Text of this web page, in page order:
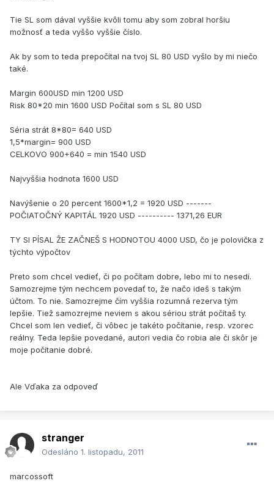
Tie SL som dával vyššie kvôli tomu aby som zobral horšiu
možnosť a teda vyššo vyššie číslo.
Ak by som to teda prepočítal na tvoj SL 80 USD vyšlo by mi niečo
také.
Margin 600USD min 1200 USD
Risk 80*20 min 1600 USD Počítal som s SL 80 USD
Séria strát 8*80= 640 USD
1,5*margin= 900 USD
CELKOVO 900+640 = min 1540 USD
Najvyššia hodnota 1600 USD
Navýšenie o 20 percent 1600*1,2 = 1920 USD -------
POČIATOČNÝ KAPITÁL 1920 USD ---------- 1371,26 EUR
TY SI PÍSAL ŽE ZAČNEŠ S HODNOTOU 4000 USD, čo je polovička z
týchto výpočtov
Preto som chcel vedieť, či po počítam dobre, lebo mi to nesedí.
Samozrejme tým nechcem povedať to, že načo ideš s takým
účtom. To nie. Samozrejme čím vyššia rozumná rezerva tým
lepšie. Tiež samozrejme neviem s akou sériou strát počítaš ty.
Chcel som len vedieť, či vôbec je takéto počítanie, resp. vzorec
reálny. Teda lepšie povedané, autori vedia čo robia ale či skôr je
moje počítanie dobré.
Ale Vďaka za odpoveď
stranger
Odesláno 1. listopadu, 2011
marcossoft